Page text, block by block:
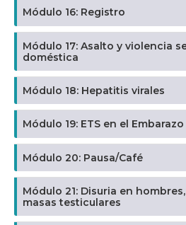
Módulo 16: Registro
Módulo 17: Asalto y violencia
doméstica
Módulo 18: Hepatitis virales
Módulo 19: ETS en el Embarazo
Módulo 20: Pausa/Café
Módulo 21: Disuria en
masas testiculares